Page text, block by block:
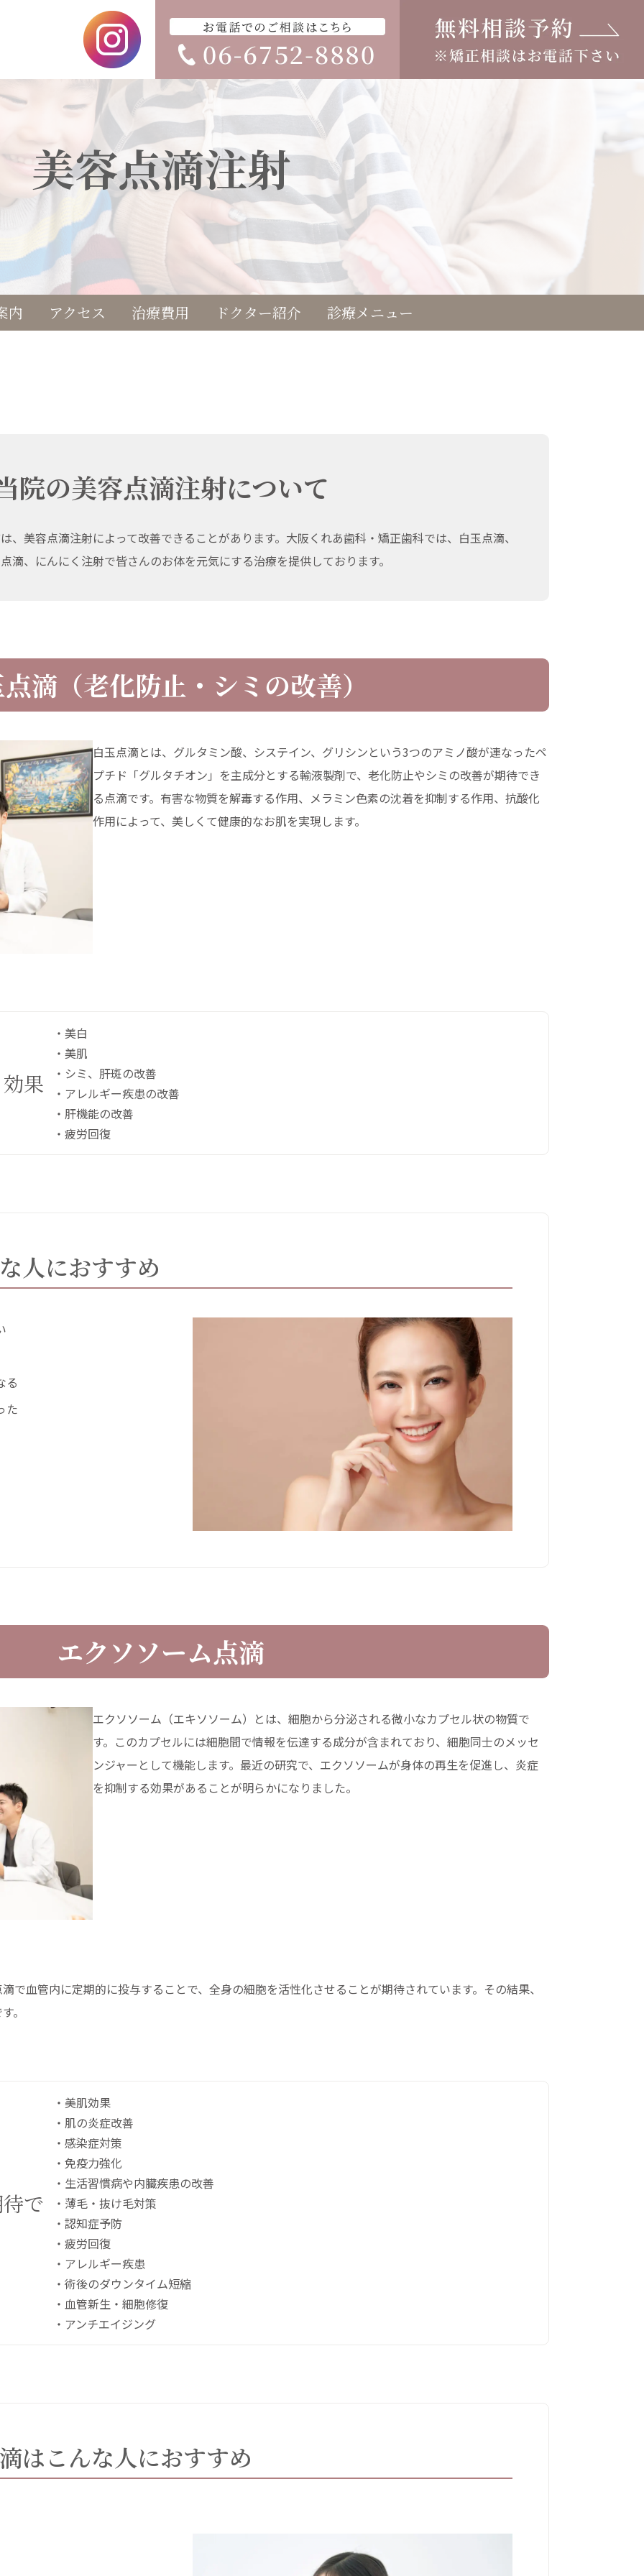
美容点滴注射
内 アクセス 治療費用 ドクター紹介 診療メニュー
院の美容点滴注射について
、美容点滴注射によって改善できることがあります。大阪くれあ歯科・矯正歯科では、白玉点滴、
滴、にんにく注射で皆さんのお体を元気にする治療を提供しております。
滴（老化防止・シミの改善）
白玉点滴とは、グルタミン酸、システイン、グリシンという3つのアミノ酸が連なったペ
プチド「グルタチオン」を主成分とする輸液製剤で、老化防止やシミの改善が期待でき
る点滴です。有害な物質を解毒する作用、メラミン色素の沈着を抑制する作用、抗酸化
作用によって、美しくて健康的なお肌を実現します。
果
・美白
・美肌
・シミ、肝斑の改善
・アレルギー疾患の改善
・肝機能の改善
・疲労回復
人におすすめ
る
た
エクソソーム点滴
エクソソーム（エキソソーム）とは、細胞から分泌される微小なカプセル状の物質で
す。このカプセルには細胞間で情報を伝達する成分が含まれており、細胞同士のメッセ
ンジャーとして機能します。最近の研究で、エクソソームが身体の再生を促進し、炎症
を抑制する効果があることが明らかになりました。
で血管内に定期的に投与することで、全身の細胞を活性化させることが期待されています。その結果、
。
で
・美肌効果
・肌の炎症改善
・感染症対策
・免疫力強化
・生活習慣病や内臓疾患の改善
・薄毛・抜け毛対策
・認知症予防
・疲労回復
・アレルギー疾患
・術後のダウンタイム短縮
・血管新生・細胞修復
・アンチエイジング
はこんな人におすすめ